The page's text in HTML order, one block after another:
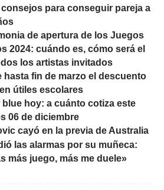
para conseguir pareja a
de apertura de los Juegos
2024: cuándo es, cómo será el
los artistas invitados
hasta fin de marzo el descuento
útiles escolares
blue hoy: a cuánto cotiza este
06 de diciembre
cayó en la previa de Australia
las alarmas por su muñeca:
más juego, más me duele»